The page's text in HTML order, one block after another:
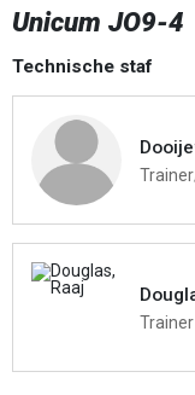
Unicum JO9-4
Technische staf
Trainer